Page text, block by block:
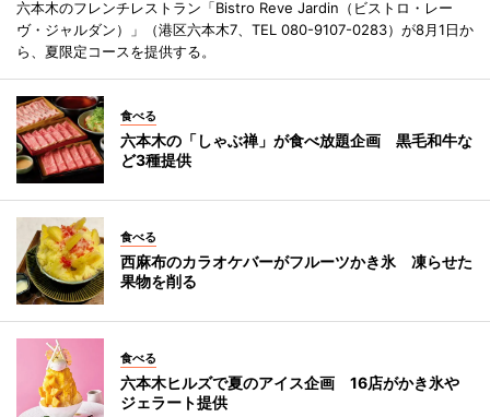
六本木のフレンチレストラン「Bistro Reve Jardin（ビストロ・レー
ヴ・ジャルダン）」（港区六本木7、TEL 080-9107-0283）が8月1日か
ら、夏限定コースを提供する。
食べる
六本木の「しゃぶ禅」が食べ放題企画 黒毛和牛な
ど3種提供
食べる
西麻布のカラオケバーがフルーツかき氷 凍らせた
果物を削る
食べる
六本木ヒルズで夏のアイス企画 16店がかき氷や
ジェラート提供